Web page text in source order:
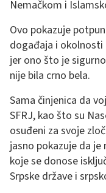
Nemačkom i
Ovo pokazuje
događaja i
jer ono što je
nije bila crno bela.
Sama činjenica da
SFRJ, kao što su
osuđeni za svoje
jasno pokazuje da
koje se donose
Srpske države i